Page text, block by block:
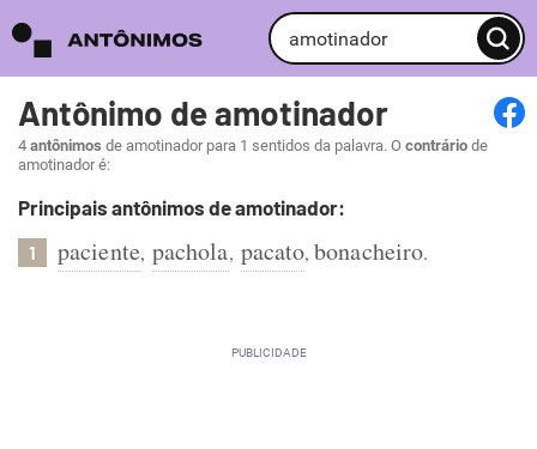
Antônimo de amotinador
4 antônimos de amotinador para 1 sentidos da palavra. O contrário de
amotinador é:
Principais antônimos de amotinador:
1 paciente, pachola, pacato,bonacheiro.